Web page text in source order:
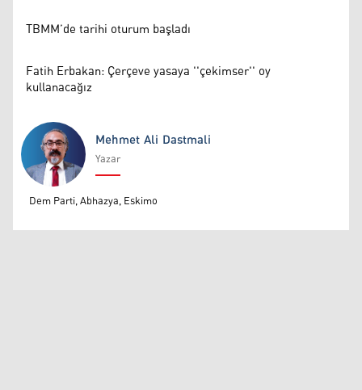
TBMM’de tarihi oturum başladı
Fatih Erbakan: Çerçeve yasaya ''çekimser'' oy
kullanacağız
Mehmet Ali Dastmali
Mehmet Ali Dastmali
Yazar
Dem Parti, Abhazya, Eskimo